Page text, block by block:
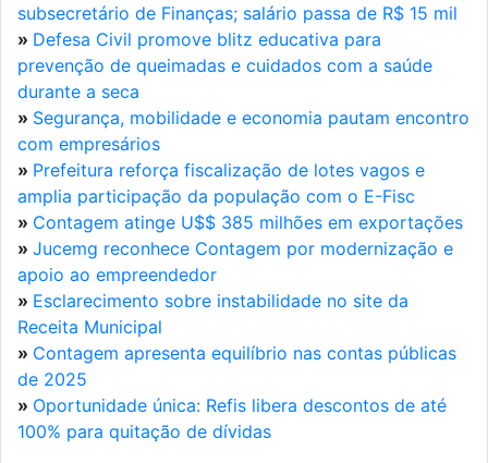
subsecretário de Finanças; salário passa de R$ 15 mil
» Defesa Civil promove blitz educativa para
prevenção de queimadas e cuidados com a saúde
durante a seca
» Segurança, mobilidade e economia pautam encontro
com empresários
» Prefeitura reforça fiscalização de lotes vagos e
amplia participação da população com o E-Fisc
» Contagem atinge U$$ 385 milhões em exportações
» Jucemg reconhece Contagem por modernização e
apoio ao empreendedor
» Esclarecimento sobre instabilidade no site da
Receita Municipal
» Contagem apresenta equilíbrio nas contas públicas
de 2025
» Oportunidade única: Refis libera descontos de até
100% para quitação de dívidas